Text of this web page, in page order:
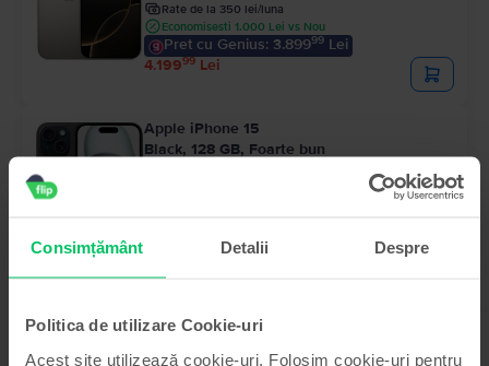
Consimțământ Detalii Despre
Politica de utilizare Cookie-uri
Acest site utilizează cookie-uri. Folosim cookie-uri pentru
Rate de la 350 lei/luna
Economisesti 1.000 Lei vs Nou
Pret cu Genius: 3.89999 Lei
4.19999 Lei
Apple iPhone 15
Black, 128 GB, Foarte bun